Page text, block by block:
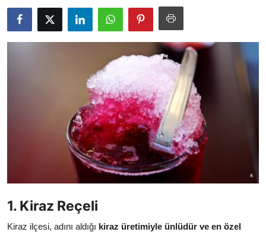
Mutfak Püf Noktaları & İpuçları
Mekan & Lezzet Rotaları
Temel Gıda ve Ürün Rehberleri
İçecek Kültürü & Barista
Yöresel Tarifler & Ev Yemekleri
Gıda Güvenliği & Sağlık
İçecek Kültürü & Rehberleri
Mutfak Temizliği & Pratik Bilgiler
1. Kiraz Reçeli
Kiraz ilçesi, adını aldığı kiraz üretimiyle ünlüdür ve en özel